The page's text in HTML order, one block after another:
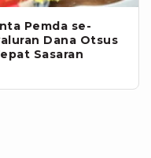
Pemda se-
Dana Otsus
Sasaran